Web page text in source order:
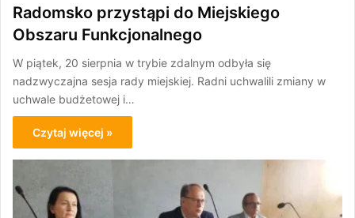
Radomsko przystąpi do Miejskiego
Obszaru Funkcjonalnego
W piątek, 20 sierpnia w trybie zdalnym odbyła się
nadzwyczajna sesja rady miejskiej. Radni uchwalili zmiany w
uchwale budżetowej i…
Czytaj więcej »